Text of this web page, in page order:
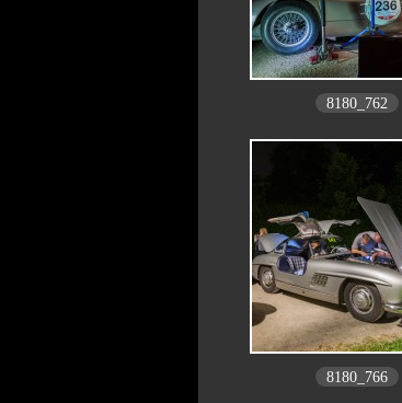
8180_762
8180_766